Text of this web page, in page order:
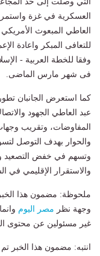
العسكرية في غزة
العاطي المبعوث
للتعافى المبكر واعادة
وفقا للخطة العربية -
فى شهر مارس الماضى.
كما استعرض الجانبان
عبد العاطي الجهود
المفاوضات، وتقريب
والحوار بهدف التوصل
وتسهم في خفض التصعيد
والاستقرار الإقليمي في
ملحوظة: مضمون هذا
وجهة نظر مصر اليوم
غير مسئولين عن محتوى
انتبه: مضمون هذا الخبر